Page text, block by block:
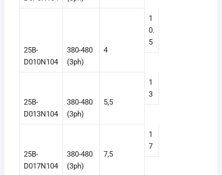
25B-
D010N104
380-480
(3ph)
4
1
0.
5
25B-
D013N104
380-480
(3ph)
5,5
1
3
25B-
D017N104
380-480
(3ph)
7,5
1
7